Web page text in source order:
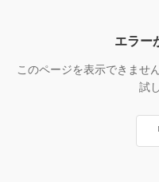
エラー
このページを表示できませ
試